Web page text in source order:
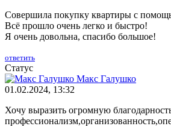
Совершила покупку квартиры с
Всё прошло очень легко и быстро!
Я очень довольна, спасибо большое!
ответить
Статус
Макс Галушко
01.02.2024, 13:32
Хочу выразить огромную